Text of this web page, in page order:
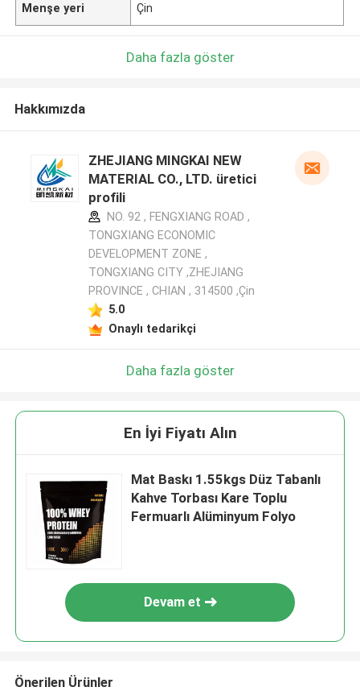
Menşe yeri Çin
Daha fazla göster
Hakkımızda
ZHEJIANG MINGKAI NEW
MATERIAL CO., LTD. üretici
profili
NO. 92 , FENGXIANG ROAD ,
TONGXIANG ECONOMIC
DEVELOPMENT ZONE ,
TONGXIANG CITY ,ZHEJIANG
PROVINCE , CHIAN , 314500 ,Çin
5.0
Onaylı tedarikçi
Daha fazla göster
En İyi Fiyatı Alın
Mat Baskı 1.55kgs Düz Tabanlı
Kahve Torbası Kare Toplu
Fermuarlı Alüminyum Folyo
Devam et
Önerilen Ürünler